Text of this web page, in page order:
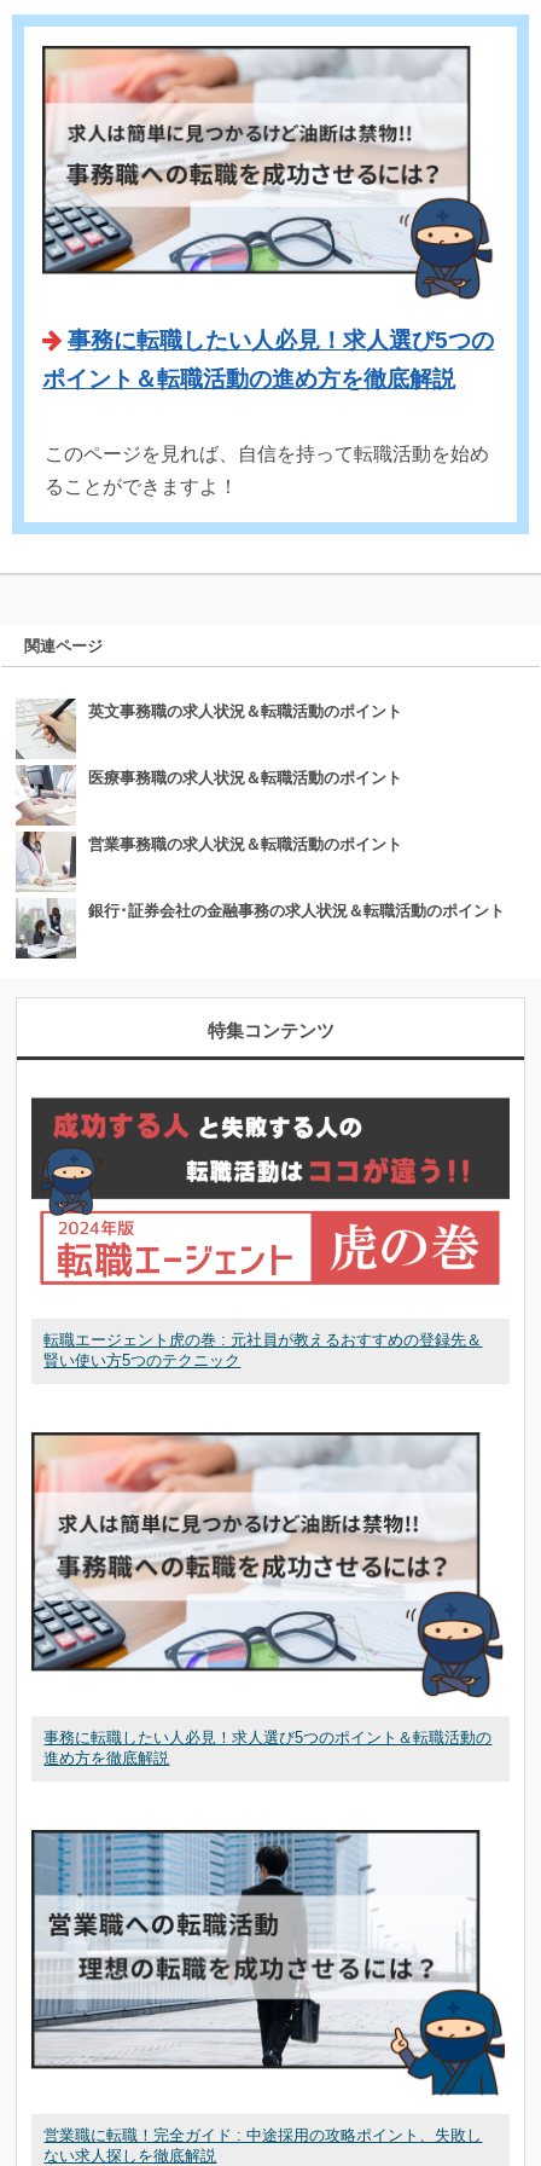
事務に転職したい人必見！求人選び5つの
ポイント＆転職活動の進め方を徹底解説
このページを見れば、自信を持って転職活動を始め
ることができますよ！
関連ページ
英文事務職の求人状況＆転職活動のポイント
医療事務職の求人状況＆転職活動のポイント
営業事務職の求人状況＆転職活動のポイント
銀行･証券会社の金融事務の求人状況＆転職活動のポイント
特集コンテンツ
転職エージェント虎の巻 : 元社員が教えるおすすめの登録先＆
賢い使い方5つのテクニック
事務に転職したい人必見！求人選び5つのポイント＆転職活動の
進め方を徹底解説
営業職に転職！完全ガイド : 中途採用の攻略ポイント、失敗し
ない求人探しを徹底解説